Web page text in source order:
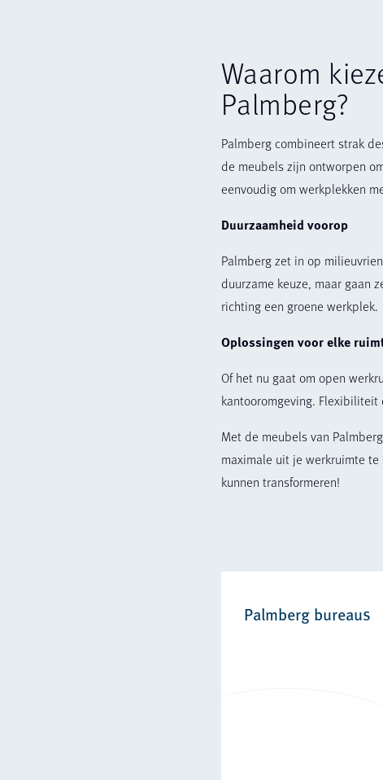
Waarom
Palmberg?
Palmberg combineert strak
de meubels zijn ontworpen
eenvoudig om werkplekken
Duurzaamheid voorop
Palmberg zet in op
duurzame keuze, maar gaan
richting een groene werkplek.
Oplossingen voor elke
Of het nu gaat om open
kantooromgeving.
Met de meubels van
maximale uit je werkruimte
kunnen transformeren!
Palmberg bureaus